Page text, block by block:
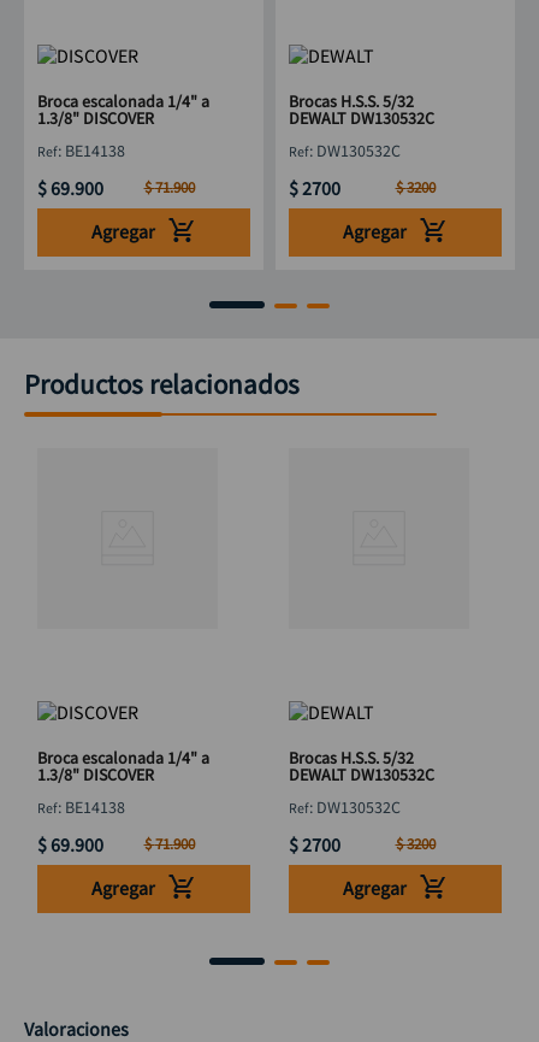
Broca escalonada 1/4" a
1.3/8" DISCOVER
: BE14138
$69.900 $71.900
Agregar
Brocas H.S.S. 5/32
DEWALT DW130532C
: DW130532C
$2700 $3200
Agregar
Productos relacionados
Broca escalonada 1/4" a
1.3/8" DISCOVER
: BE14138
$69.900 $71.900
Agregar
Brocas H.S.S. 5/32
DEWALT DW130532C
: DW130532C
$2700 $3200
Agregar
Valoraciones